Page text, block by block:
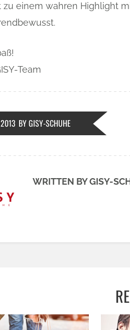
zu einem wahren Highlight
Team
BY GISY-SCHUHE
WRITTEN BY GISY-